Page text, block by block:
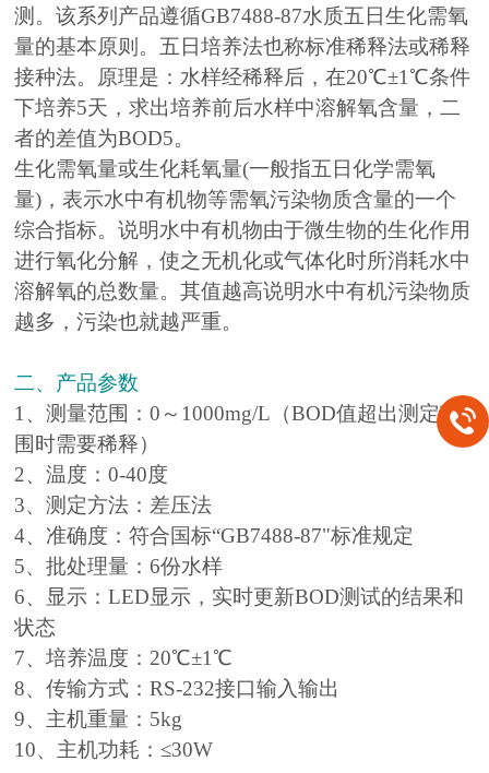
测。该系列产品遵循GB7488-87水质五日生化需氧
量的基本原则。五日培养法也称标准稀释法或稀释
接种法。原理是：水样经稀释后，在20℃±1℃条件
下培养5天，求出培养前后水样中溶解氧含量，二
者的差值为BOD5。
生化需氧量或生化耗氧量(一般指五日化学需氧
量)，表示水中有机物等需氧污染物质含量的一个
综合指标。说明水中有机物由于微生物的生化作用
进行氧化分解，使之无机化或气体化时所消耗水中
溶解氧的总数量。其值越高说明水中有机污染物质
越多，污染也就越严重。
二、产品参数
1、测量范围：0～1000mg/L（BOD值超出测定范
围时需要稀释）
2、温度：0-40度
3、测定方法：差压法
4、准确度：符合国标“GB7488-87"标准规定
5、批处理量：6份水样
6、显示：LED显示，实时更新BOD测试的结果和
状态
7、培养温度：20℃±1℃
8、传输方式：RS-232接口输入输出
9、主机重量：5kg
10、主机功耗：≤30W